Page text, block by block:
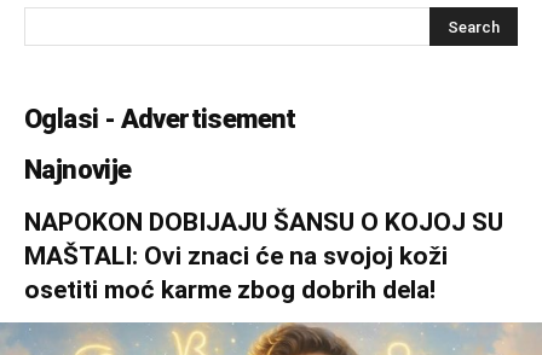
Oglasi - Advertisement
Najnovije
NAPOKON DOBIJAJU ŠANSU O KOJOJ SU
MAŠTALI: Ovi znaci će na svojoj koži
osetiti moć karme zbog dobrih dela!